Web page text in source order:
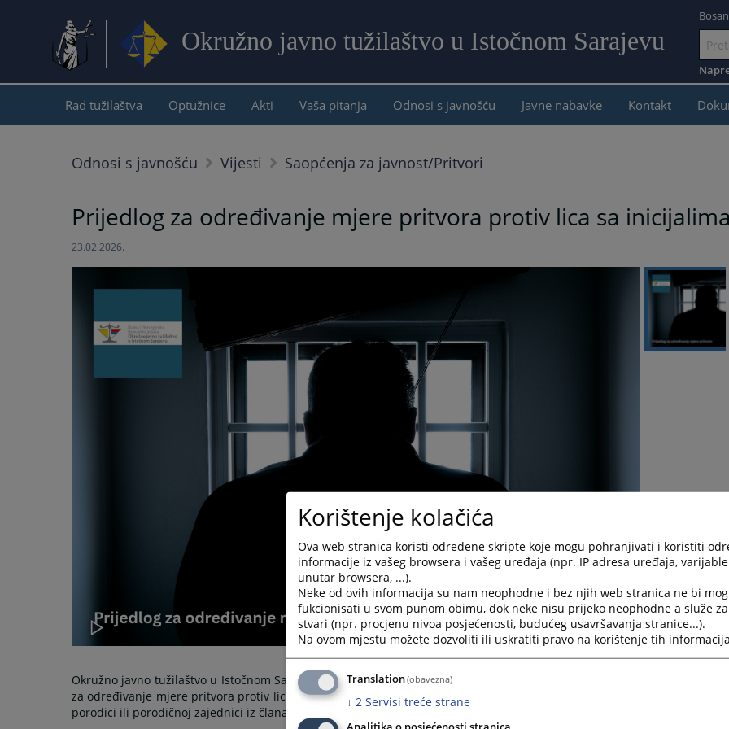
Okružno javno tužilaštvo u Istočnom Sarajevu
sadržaj
Rad tužilaštva Optužnice Akti Vaša pitanja Odnosi s javnošću Javne nabavke Kontakt
Odnosi s javnošću Vijesti Saopćenja za javnost/Pritvori
Prijedlog za određivanje mjere pritvora protiv lica sa
23.02.2026.
Okružno javno tužilaštvo u Istočnom Sarajevu dana 22.02.2026. godine, podnijelo je Osnovnom sudu u Sokocu, Prijedlog
za određivanje mjere pritvora protiv lica sa inicijalima .A.M. zbog osnovane sumnje da je počinio krivično djelo Nasilje u
porodici ili porodičnoj zajednici iz člana 190. stav 5. Krivičnog zakonika Republike Srpske.
Korištenje kolačića
Ova web stranica koristi određene skripte koje mogu pohranjivati i koristiti
informacije iz vašeg browsera i vašeg uređaja (npr. IP adresa uređaja,
unutar browsera, ...).
Neke od ovih informacija su nam neophodne i bez njih web stranica ne bi
fukcionisati u svom punom obimu, dok neke nisu prijeko neophodne a služe
stvari (npr. procjenu nivoa posjećenosti, budućeg usavršavanja stranice...).
Na ovom mjestu možete dozvoliti ili uskratiti pravo na korištenje tih
Translation(obavezna)
↓ 2 Servisi treće strane